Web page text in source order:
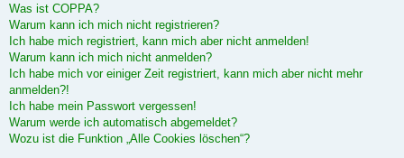
Was ist COPPA?
Warum kann ich mich nicht registrieren?
Ich habe mich registriert, kann mich aber nicht anmelden!
Warum kann ich mich nicht anmelden?
Ich habe mich vor einiger Zeit registriert, kann mich aber nicht mehr
anmelden?!
Ich habe mein Passwort vergessen!
Warum werde ich automatisch abgemeldet?
Wozu ist die Funktion „Alle Cookies löschen“?